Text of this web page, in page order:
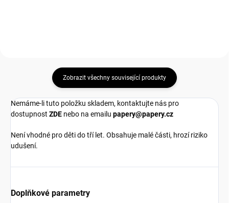
Zobrazit všechny související produkty
Nemáme-li tuto položku skladem, kontaktujte nás pro
dostupnost ZDE nebo na emailu papery@papery.cz
Není vhodné pro děti do tří let. Obsahuje malé části, hrozí riziko
udušení.
Doplňkové parametry